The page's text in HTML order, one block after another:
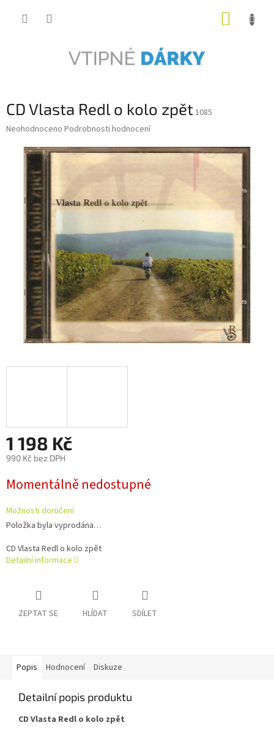
CD Vlasta Redl o kolo zpět1085
Průměrné
produktu
hvězdiček.
Neohodnoceno Podrobnosti hodnocení
1 198 Kč
990 Kč bez DPH
cena:
Momentálně nedostupné
Možnosti doručení
Položka byla vyprodána…
CD Vlasta Redl o kolo zpět
Detailní informace
ZEPTAT SE HLÍDAT SDÍLET
Popis Hodnocení Diskuze
Detailní popis produktu
CD Vlasta Redl o kolo zpět